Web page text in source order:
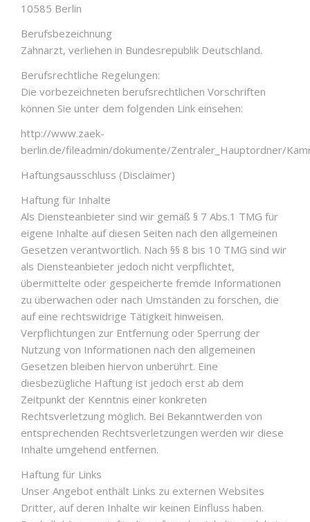
10585 Berlin
Berufsbezeichnung
Zahnarzt, verliehen in Bundesrepublik Deutschland.
Berufsrechtliche Regelungen:
Die vorbezeichneten berufsrechtlichen Vorschriften
können Sie unter dem folgenden Link einsehen:
http://www.zaek-
berlin.de/fileadmin/dokumente/Zentraler_Hauptordner/
Haftungsausschluss (Disclaimer)
Haftung für Inhalte
Als Diensteanbieter sind wir gemäß § 7 Abs.1 TMG für
eigene Inhalte auf diesen Seiten nach den allgemeinen
Gesetzen verantwortlich. Nach §§ 8 bis 10 TMG sind wir
als Diensteanbieter jedoch nicht verpflichtet,
übermittelte oder gespeicherte fremde Informationen
zu überwachen oder nach Umständen zu forschen, die
auf eine rechtswidrige Tätigkeit hinweisen.
Verpflichtungen zur Entfernung oder Sperrung der
Nutzung von Informationen nach den allgemeinen
Gesetzen bleiben hiervon unberührt. Eine
diesbezügliche Haftung ist jedoch erst ab dem
Zeitpunkt der Kenntnis einer konkreten
Rechtsverletzung möglich. Bei Bekanntwerden von
entsprechenden Rechtsverletzungen werden wir diese
Inhalte umgehend entfernen.
Haftung für Links
Unser Angebot enthält Links zu externen Websites
Dritter, auf deren Inhalte wir keinen Einfluss haben.